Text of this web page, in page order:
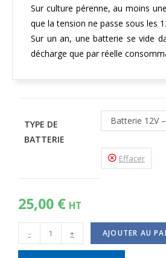
Sur culture pérenne, au moins
que la tension ne passe sous les
Sur un an, une batterie se vide
décharge que par réelle
TYPE DE
BATTERIE
Batterie 12V
Effacer
25,00 € HT
- + AJOUTER AU